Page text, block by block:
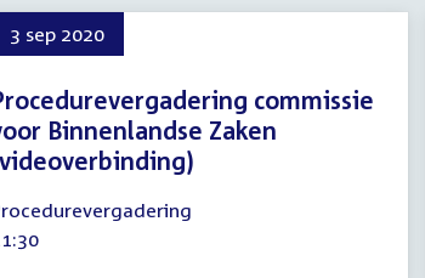
3 sep 2020
commissie
Binnenlandse Zaken